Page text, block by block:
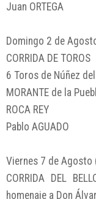
Juan ORTEGA
Domingo 2 de
CORRIDA DE TOROS
6 Toros de Núñez
MORANTE de la
ROCA REY
Pablo AGUADO
Viernes 7 de Agosto
CORRIDA DEL
homenaje a Don